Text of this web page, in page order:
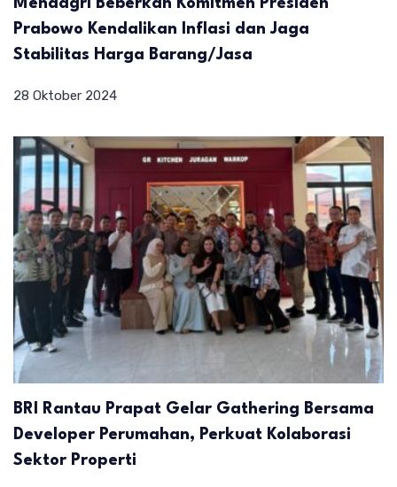
Mendagri Beberkan Komitmen Presiden
Prabowo Kendalikan Inflasi dan Jaga
Stabilitas Harga Barang/Jasa
28 Oktober 2024
BRI Rantau Prapat Gelar Gathering Bersama
Developer Perumahan, Perkuat Kolaborasi
Sektor Properti